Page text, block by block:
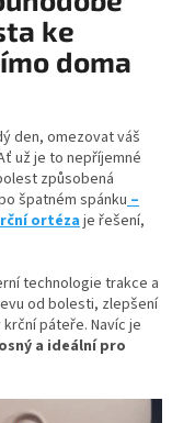
ke
doma
den, omezovat váš
už je to nepříjemné
způsobená
špatném spánku –
ortéza je řešení,
technologie trakce a
od bolesti, zlepšení
páteře. Navíc je
a ideální pro